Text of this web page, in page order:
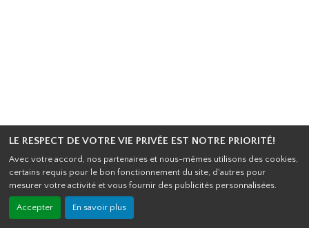
LE RESPECT DE VOTRE VIE PRIVÉE EST NOTRE PRIORITÉ!
Avec votre accord, nos partenaires et nous-mêmes utilisons des cookies,
certains requis pour le bon fonctionnement du site, d'autres pour
mesurer votre activité et vous fournir des publicités personnalisées.
Accepter En savoir plus